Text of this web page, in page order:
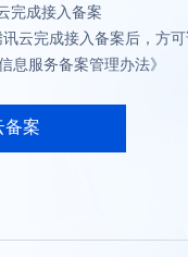
完成接入备案
云完成接入备案后，方
息服务备案管理办法》
备案